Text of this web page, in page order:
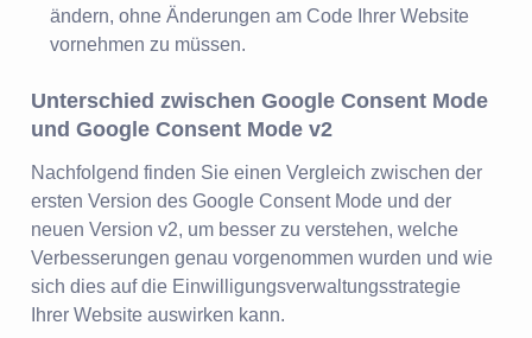
ändern, ohne Änderungen am Code Ihrer Website
vornehmen zu müssen.
Unterschied zwischen Google Consent Mode
und Google Consent Mode v2
Nachfolgend finden Sie einen Vergleich zwischen der
ersten Version des Google Consent Mode und der
neuen Version v2, um besser zu verstehen, welche
Verbesserungen genau vorgenommen wurden und wie
sich dies auf die Einwilligungsverwaltungsstrategie
Ihrer Website auswirken kann.